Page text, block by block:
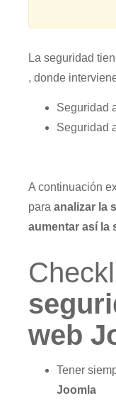
La seguridad
, donde
Seguridad
Seguridad
A continuación
para analizar la
aumentar así la
web
Tener
Joomla